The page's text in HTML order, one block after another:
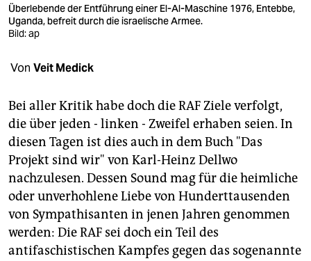
verlag
veranstaltungen
unterstützen
abo
genossenschaft
epaper login
Überlebende der Entführung einer El-Al-Maschine 1976, Entebbe,
Uganda, befreit durch die israelische Armee.
Bild: ap
Von Veit Medick
Bei aller Kritik habe doch die RAF Ziele verfolgt,
die über jeden - linken - Zweifel erhaben seien. In
diesen Tagen ist dies auch in dem Buch "Das
Projekt sind wir" von Karl-Heinz Dellwo
nachzulesen. Dessen Sound mag für die heimliche
oder unverhohlene Liebe von Hunderttausenden
von Sympathisanten in jenen Jahren genommen
werden: Die RAF sei doch ein Teil des
antifaschistischen Kampfes gegen das sogenannte